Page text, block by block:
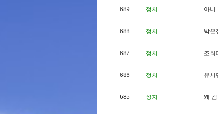
689 정치 아니
688 정치 박은
687 정치 조희
686 정치 유시
685 정치 왜 검